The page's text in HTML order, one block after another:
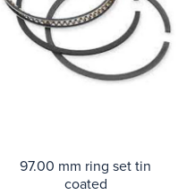
97.00 mm ring set tin
coated